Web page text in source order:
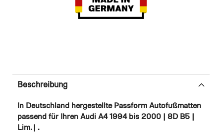
Beschreibung
In Deutschland hergestellte Passform Autofußmatten
passend für Ihren Audi A4 1994 bis 2000 | 8D B5 |
Lim. | .